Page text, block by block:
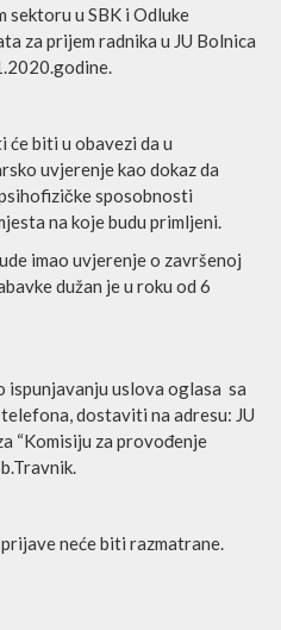
sektoru u SBK i Odluke
za prijem radnika u JU Bolnica
će biti u obavezi da u
uvjerenje kao dokaz da
sposobnosti
na koje budu primljeni.
imao uvjerenje o završenoj
dužan je u roku od 6
ispunjavanju uslova oglasa sa
dostaviti na adresu: JU
“Komisiju za provođenje
neće biti razmatrane.